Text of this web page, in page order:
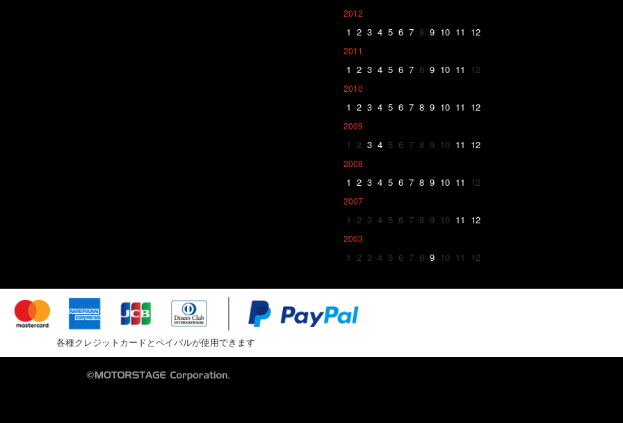
2012
1 2 3 4 5 6 7 8 9 10 11 12
2011
1 2 3 4 5 6 7 8 9 10 11 12
2010
1 2 3 4 5 6 7 8 9 10 11 12
2009
1 2 3 4 5 6 7 8 9 10 11 12
2008
1 2 3 4 5 6 7 8 9 10 11 12
2007
1 2 3 4 5 6 7 8 9 10 11 12
2003
1 2 3 4 5 6 7 8 9 10 11 12
各種クレジットカードとペイパルが使用できます